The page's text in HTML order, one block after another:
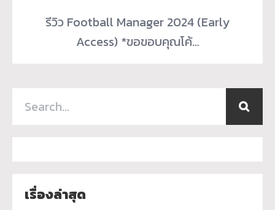
รีวิว Football Manager 2024 (Early
Access) *ขอขอบคุณโค้…
เรื่องล่าสุด